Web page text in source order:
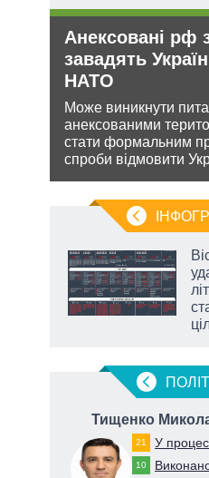
Анексовані рф
завадять
НАТО
Може виникнути
анексованими
стати формальним
спроби відмовити
Тищенко
21 У
10